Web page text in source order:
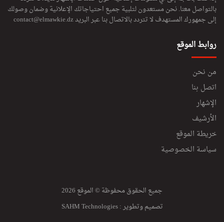
بالتواصل معنا. نحن مستعدون لتلبية جميع احتياجاتك الإعلانية وضمان وصولك
إلى جمهورك المستهدف لا تتردد بالاتصال بنا عبر البريدcontact@elmawkie.dz
روابط الموقع
من نحن
اتصل بنا
الإشهار
الأرشيف
خريطة الموقع
سياسة الخصوصية
جميع الحقوق محفوظة © الموقع 2026
تصميم وتطوير :SAHM Technologies